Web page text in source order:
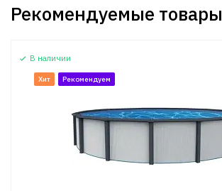
Рекомендуемые товары
В наличии
Хит Рекомендуем